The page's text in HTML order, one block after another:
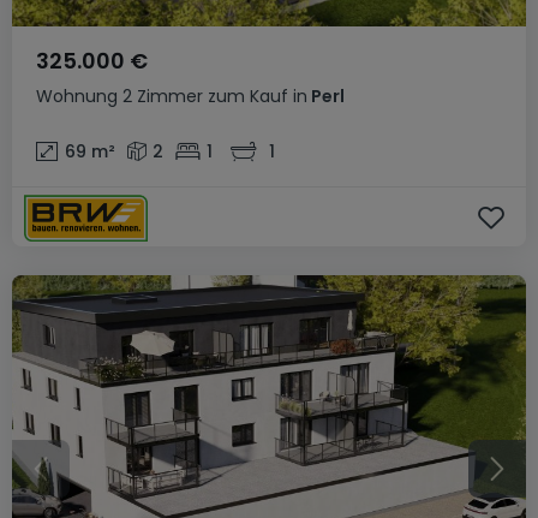
Wohnung 2 Zimmer zum Kauf in Perl
325.000 €
69 m² 2 1 1